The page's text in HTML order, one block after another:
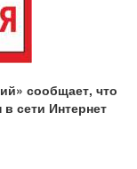
сообщает, что
сети Интернет